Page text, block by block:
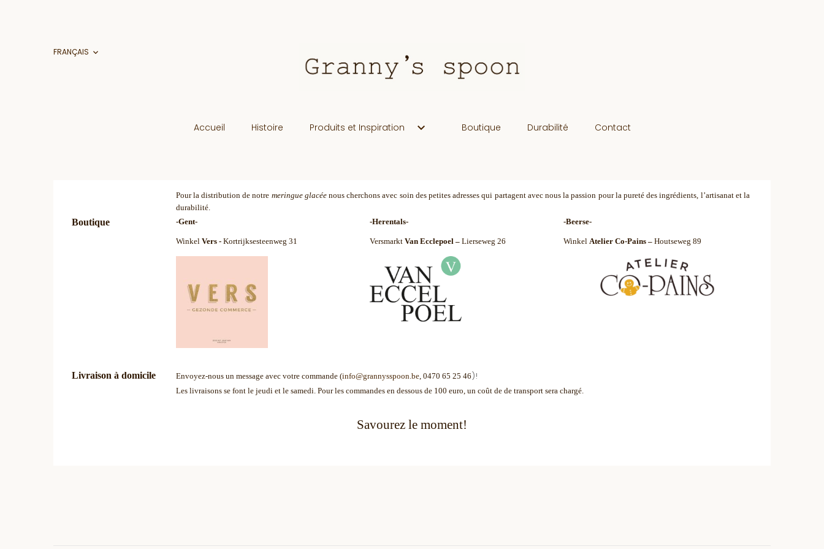
FRANÇAIS 
Accueil Histoire Produits et Inspiration keyboard_arrow_down Boutique Durabilité Contact
Pour la distribution de notre meringue glacée nous cherchons avec soin des petites adresses qui partagent avec nous la passion pour la pureté des ingrédients, l’artisanat et la
durabilité.
Boutique -Gent-
Winkel Vers - Kortrijksesteenweg 31
-Herentals-
Versmarkt Van Ecclepoel– Lierseweg 26
-Beerse-
Winkel Atelier Co-Pains– Houtseweg 89
Livraison à domicile Envoyez-nous un message avec votre commande (info@grannysspoon.be, 0470 65 25 46 )!
Les livraisons se font le jeudi et le samedi. Pour les commandes en dessous de 100 euro, un coût de de transport sera chargé.
Savourez le moment!